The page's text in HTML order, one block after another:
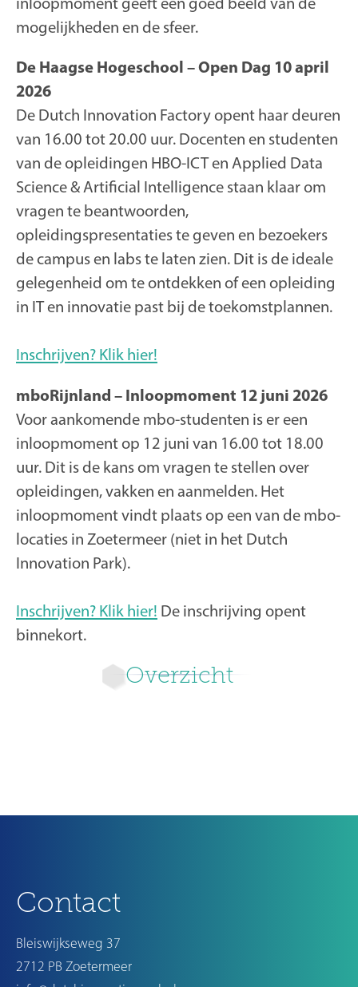
Overzicht
mogelijkheden en de sfeer.
De Haagse Hogeschool – Open Dag 10 april
2026
De Dutch Innovation Factory opent haar deuren
van 16.00 tot 20.00 uur. Docenten en studenten
van de opleidingen HBO-ICT en Applied Data
Science & Artificial Intelligence staan klaar om
vragen te beantwoorden,
opleidingspresentaties te geven en bezoekers
de campus en labs te laten zien. Dit is de ideale
gelegenheid om te ontdekken of een opleiding
in IT en innovatie past bij de toekomstplannen.
Inschrijven? Klik hier!
mboRijnland – Inloopmoment 12 juni 2026
Voor aankomende mbo-studenten is er een
inloopmoment op 12 juni van 16.00 tot 18.00
uur. Dit is de kans om vragen te stellen over
opleidingen, vakken en aanmelden. Het
inloopmoment vindt plaats op een van de mbo-
locaties in Zoetermeer (niet in het Dutch
Innovation Park).
Inschrijven? Klik hier! De inschrijving opent
binnekort.
Contact
Bleiswijkseweg 37
2712 PB Zoetermeer